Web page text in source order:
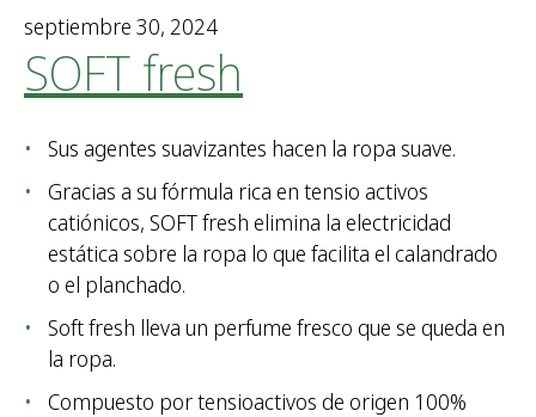
septiembre 30, 2024
SOFT fresh
Sus agentes suavizantes hacen la ropa suave.
Gracias a su fórmula rica en tensio activos
catiónicos, SOFT fresh elimina la electricidad
estática sobre la ropa lo que facilita el calandrado
o el planchado.
Soft fresh lleva un perfume fresco que se queda en
la ropa.
Compuesto por tensioactivos de origen 100%